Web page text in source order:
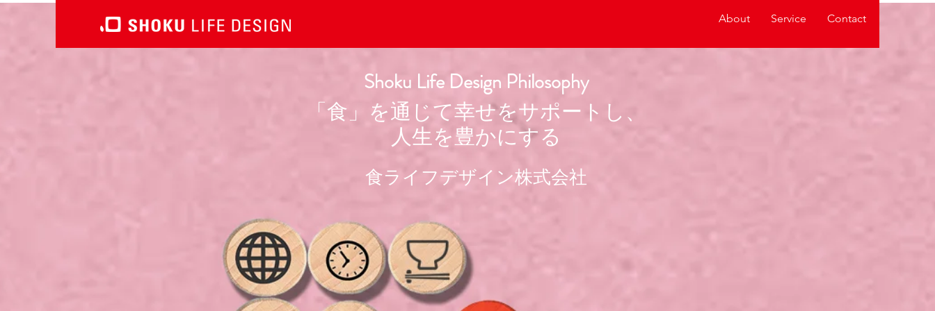
About Service Contact
Shoku Life Design Philosophy
「食」を通じて幸せをサポートし、
人生を豊かにする
食ライフデザイン株式会社